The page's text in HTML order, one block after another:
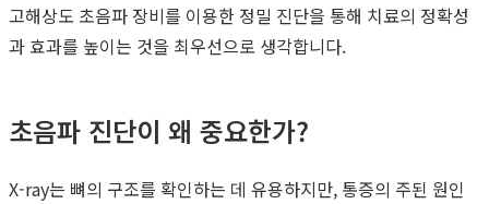
고해상도 초음파 장비를 이용한 정밀 진단을 통해 치료의 정확성
과 효과를 높이는 것을 최우선으로 생각합니다.
초음파 진단이 왜 중요한가?
X-ray는 뼈의 구조를 확인하는 데 유용하지만, 통증의 주된 원인